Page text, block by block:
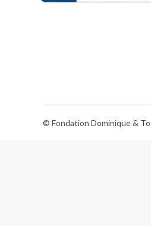
© Fondation Dominique &